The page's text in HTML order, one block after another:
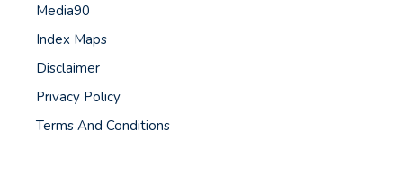
Media90
Index Maps
Disclaimer
Privacy Policy
Terms And Conditions